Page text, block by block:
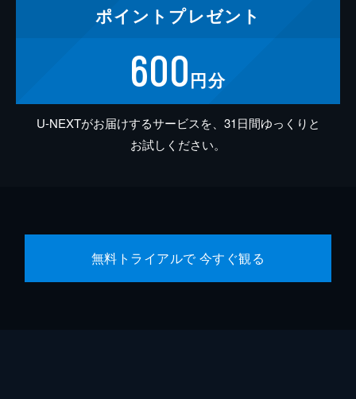
ポイント プレゼント
600円分
U-NEXTがお届けするサービスを、31日間ゆっくりと
お試しください。
無料トライアルで 今すぐ観る